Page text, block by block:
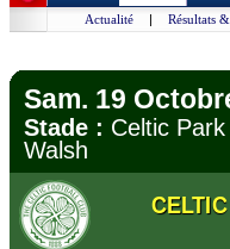
Actualité | Résultats
Sam. 19
Stade : Celtic
Walsh